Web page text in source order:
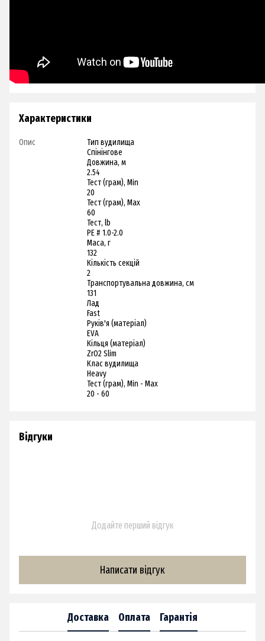
Характеристики
Опис
Тип вудилища
Спінінгове
Довжина, м
2.54
Тест (грам), Min
20
Тест (грам), Max
60
Тест, lb
PE # 1.0-2.0
Маса, г
132
Кількість секцій
2
Транспортувальна довжина, см
131
Лад
Fast
Руків'я (матеріал)
EVA
Кільця (матеріал)
ZrO2 Slim
Клас вудилища
Heavy
Тест (грам), Min - Max
20 - 60
Відгуки
Додайте перший відгук
Написати відгук
Доставка Оплата Гарантія